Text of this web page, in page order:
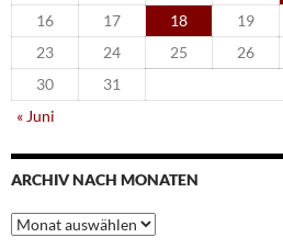
16
17 18 19
23
24 25 26
30
31
« Juni
ARCHIV NACH MONATEN
Archiv
nach